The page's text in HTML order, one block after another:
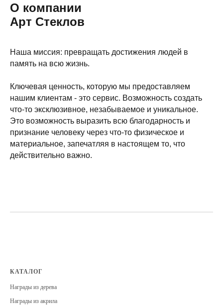
О компании
Арт Стеклов
Наша миссия: превращать достижения людей в
память на всю жизнь.
Ключевая ценность, которую мы предоставляем
нашим клиентам - это сервис. Возможность создать
что-то эксклюзивное, незабываемое и уникальное.
Это возможность выразить всю благодарность и
признание человеку через что-то физическое и
материальное, запечатляя в настоящем то, что
действительно важно.
КАТАЛОГ
Награды из дерева
Награды из акрила